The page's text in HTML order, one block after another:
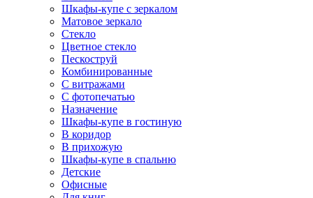
Шкафы-купе с зеркалом
Матовое зеркало
Стекло
Цветное стекло
Пескоструй
Комбинированные
С витражами
С фотопечатью
Назначение
Шкафы-купе в гостиную
В коридор
В прихожую
Шкафы-купе в спальню
Детские
Офисные